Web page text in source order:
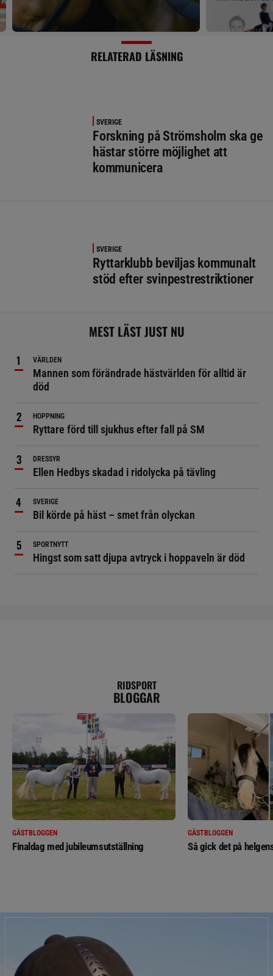
RELATERAD LÄSNING
SVERIGE
Forskning på Strömsholm ska ge
hästar större möjlighet att
kommunicera
SVERIGE
Ryttarklubb beviljas kommunalt
stöd efter svinpestrestriktioner
MEST LÄST JUST NU
VÄRLDEN
Mannen som förändrade hästvärlden för alltid är
död
HOPPNING
Ryttare förd till sjukhus efter fall på SM
DRESSYR
Ellen Hedbys skadad i ridolycka på tävling
SVERIGE
Bil körde på häst – smet från olyckan
SPORTNYTT
Hingst som satt djupa avtryck i hoppaveln är död
RIDSPORT
BLOGGAR
GÄSTBLOGGEN
Finaldag med jubileumsutställning
GÄSTBLOGGEN
Så gick det på